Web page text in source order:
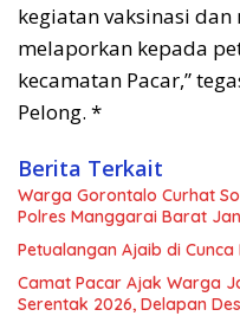
kegiatan vaksinasi
melaporkan kepada
kecamatan Pacar,”
Pelong. *
Berita Terkait
Warga Gorontalo Curhat
Polres Manggarai Barat
Petualangan Ajaib di Cunca
Camat Pacar Ajak Warga
Serentak 2026, Delapan